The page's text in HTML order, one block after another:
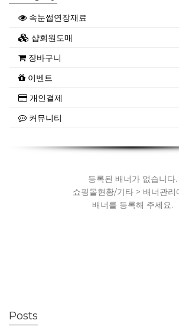
속눈썹연장재료
샵회원도매
장바구니
이벤트
개인결제
커뮤니티
등록된 배너가 없습니다.
쇼핑몰현황/기타 > 배너관리
배너를 등록해 주세요.
Posts